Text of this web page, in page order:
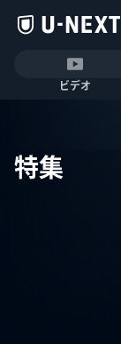
ビデオ
特集